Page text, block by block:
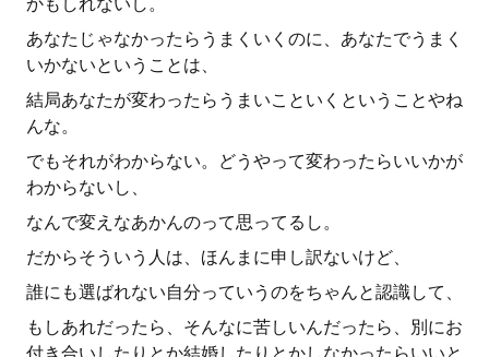
あなたじゃなかったらうまくいくのに、あなたでうまく
いかないということは、
結局あなたが変わったらうまいこといくということやね
んな。
でもそれがわからない。どうやって変わったらいいかが
わからないし、
なんで変えなあかんのって思ってるし。
だからそういう人は、ほんまに申し訳ないけど、
誰にも選ばれない自分っていうのをちゃんと認識して、
もしあれだったら、そんなに苦しいんだったら、別にお